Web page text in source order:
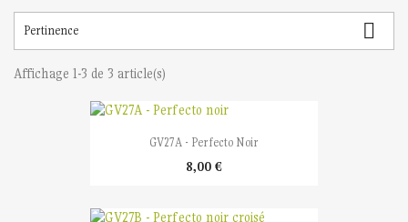
Pertinence 
Affichage 1-3 de 3 article(s)
GV27A - Perfecto Noir
8,00 €